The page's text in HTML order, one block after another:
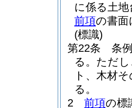
に係る土
前項の書面
(標識)
第22条
条
る。 ただ
ト、木材
る。
2
前項の標